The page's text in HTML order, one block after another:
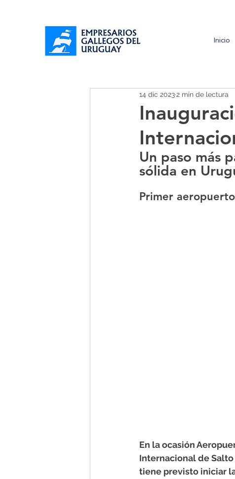
Inicio
14 dic 2023 2 min de lectura
Un paso más
sólida en
Primer
En la ocasión
Internacional de Salto
tiene previsto iniciar